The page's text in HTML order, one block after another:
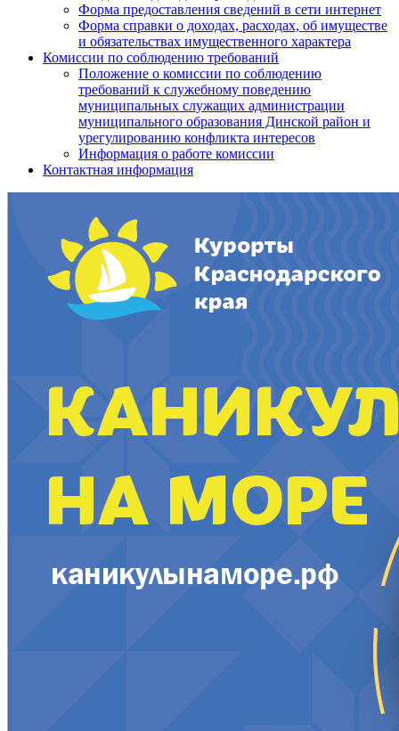
Форма предоставления сведений в сети интернет
Форма справки о доходах, расходах, об имуществе
и обязательствах имущественного характера
Комиссии по соблюдению требований
Положение о комиссии по соблюдению
требований к служебному поведению
муниципальных служащих администрации
муниципального образования Динской район и
урегулированию конфликта интересов
Информация о работе комиссии
Контактная информация